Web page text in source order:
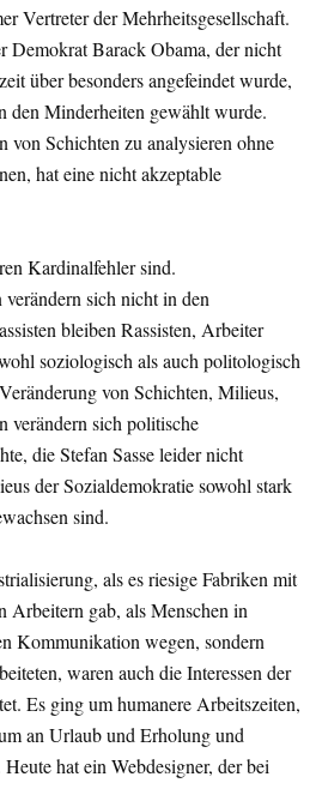
Vertreter der Mehrheitsgesellschaft.
Demokrat Barack Obama, der nicht
über besonders angefeindet wurde,
den Minderheiten gewählt wurde.
Schichten zu analysieren ohne
hat eine nicht akzeptable
Kardinalfehler sind.
sich nicht in den
bleiben Rassisten, Arbeiter
soziologisch als auch politologisch
von Schichten, Milieus,
verändern sich politische
die Stefan Sasse leider nicht
der Sozialdemokratie sowohl stark
sind.
als es riesige Fabriken mit
Arbeitern gab, als Menschen in
Kommunikation wegen, sondern
waren auch die Interessen der
Es ging um humanere Arbeitszeiten,
an Urlaub und Erholung und
hat ein Webdesigner, der bei